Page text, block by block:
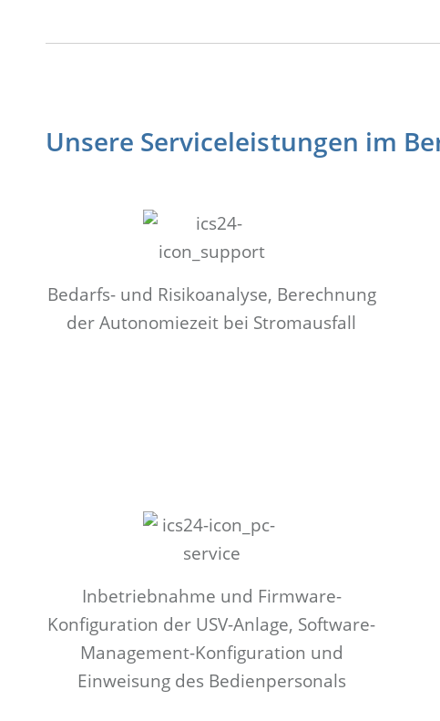
Unsere Serviceleistungen im
Bedarfs- und Risikoanalyse, Berechnung
der Autonomiezeit bei Stromausfall
Inbetriebnahme und Firmware-
Konfiguration der USV-Anlage, Software-
Management-Konfiguration und
Einweisung des Bedienpersonals